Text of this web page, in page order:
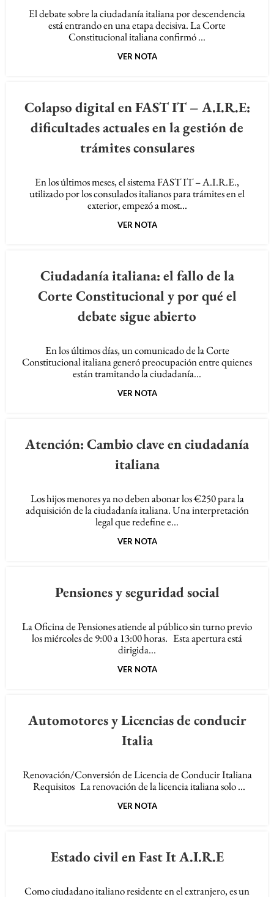
El debate sobre la ciudadanía italiana por descendencia
está entrando en una etapa decisiva. La Corte
Constitucional italiana confirmó ...
VER NOTA
Colapso digital en FAST IT – A.I.R.E:
dificultades actuales en la gestión de
trámites consulares
En los últimos meses, el sistema FAST IT – A.I.R.E.,
utilizado por los consulados italianos para trámites en el
exterior, empezó a most...
VER NOTA
Ciudadanía italiana: el fallo de la
Corte Constitucional y por qué el
debate sigue abierto
En los últimos días, un comunicado de la Corte
Constitucional italiana generó preocupación entre quienes
están tramitando la ciudadanía...
VER NOTA
Atención: Cambio clave en ciudadanía
italiana
Los hijos menores ya no deben abonar los €250 para la
adquisición de la ciudadanía italiana. Una interpretación
legal que redefine e...
VER NOTA
Pensiones y seguridad social
La Oficina de Pensiones atiende al público sin turno previo
los miércoles de 9:00 a 13:00 horas. Esta apertura está
dirigida...
VER NOTA
Automotores y Licencias de conducir
Italia
Renovación/Conversión de Licencia de Conducir Italiana
Requisitos La renovación de la licencia italiana solo ...
VER NOTA
Estado civil en Fast It A.I.R.E
Como ciudadano italiano residente en el extranjero, es un